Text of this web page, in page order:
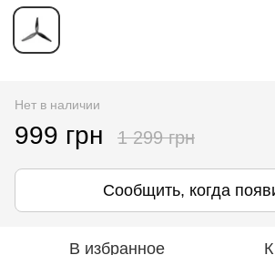
Нет в наличии
999 грн 1 299 грн
Сообщить, когда
В избранное